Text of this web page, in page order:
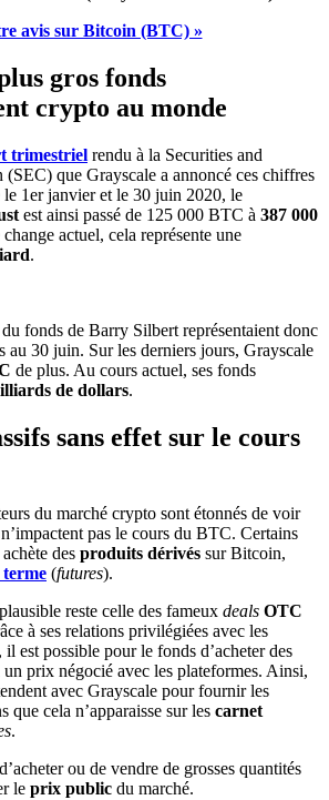
avis sur Bitcoin (BTC) »
gros fonds
crypto au monde
trimestriel rendu à la Securities and
que Grayscale a annoncé ces chiffres
le 1er janvier et le 30 juin 2020, le
est ainsi passé de 125 000 BTC à 387 000
actuel, cela représente une
.
fonds de Barry Silbert représentaient donc
au 30 juin. Sur les derniers jours, Grayscale
de plus. Au cours actuel, ses fonds
de dollars.
sans effet sur le cours
du marché crypto sont étonnés de voir
pas le cours du BTC. Certains
des produits dérivés sur Bitcoin,
(futures).
reste celle des fameux deals OTC
à ses relations privilégiées avec les
est possible pour le fonds d’acheter des
prix négocié avec les plateformes. Ainsi,
avec Grayscale pour fournir les
que cela n’apparaisse sur les carnet
.
ou de vendre de grosses quantités
le prix public du marché.